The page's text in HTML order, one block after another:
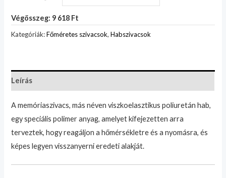
Végösszeg: 9 618 Ft
Kategóriák:Főméretes szivacsok,Habszivacsok
Leírás
A memóriaszivacs, más néven viszkoelasztikus poliuretán hab,
egy speciális polimer anyag, amelyet kifejezetten arra
terveztek, hogy reagáljon a hőmérsékletre és a nyomásra, és
képes legyen visszanyerni eredeti alakját.